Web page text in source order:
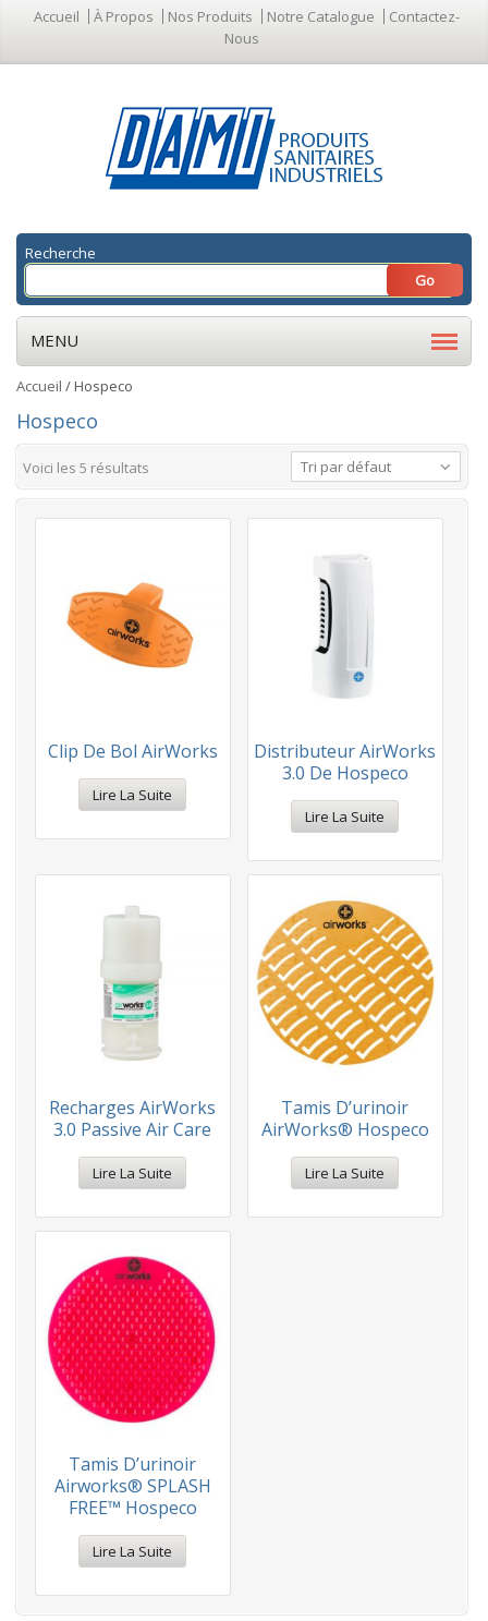
Accueil À Propos Nos Produits Notre Catalogue
Contactez-
Nous
Recherche
MENU
Accueil / Hospeco
Hospeco
Tri par défaut
Voici les 5 résultats
Clip De Bol AirWorks
Lire La Suite
Distributeur AirWorks
3.0 De Hospeco
Lire La Suite
Recharges AirWorks
3.0 Passive Air Care
Lire La Suite
Tamis D’urinoir
AirWorks® Hospeco
Lire La Suite
Tamis D’urinoir
Airworks® SPLASH
FREE™ Hospeco
Lire La Suite